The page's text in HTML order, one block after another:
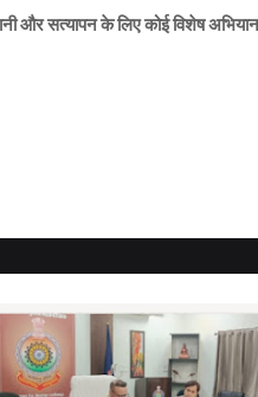
और सत्यापन के लिए कोई विशेष अभियान